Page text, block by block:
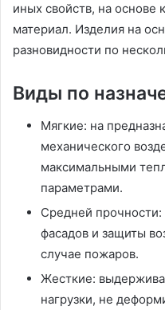
иных свойств, на основе
материал. Изделия на
разновидности по
Виды по
Мягкие: на
механического
максимальными
параметрами.
Средней
фасадов и защиты
случае пожаров.
Жесткие:
нагрузки, не